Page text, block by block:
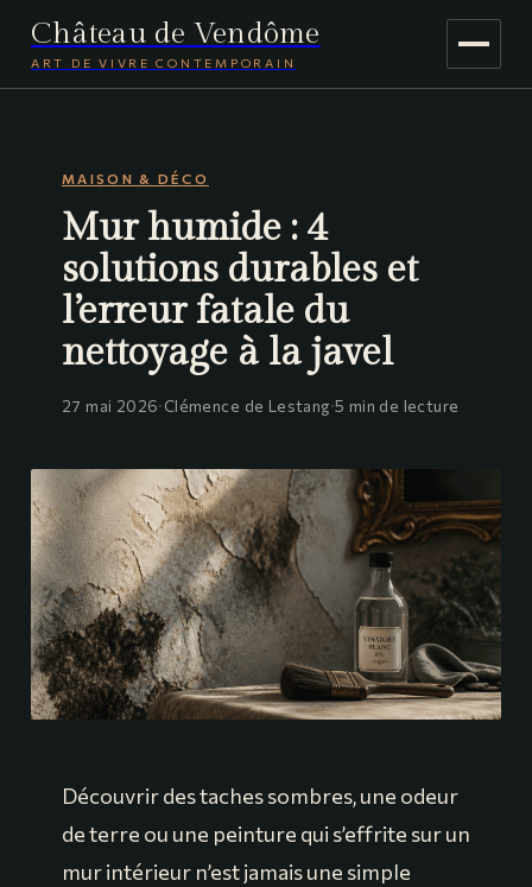
Château de Vendôme
ART DE VIVRE CONTEMPORAIN
JARDINAGE
VOYAGE
MAISON & DÉCO
Mur humide : 4
solutions durables et
l’erreur fatale du
nettoyage à la javel
27 mai 2026·Clémence de Lestang·5 min de lecture
Découvrir des taches sombres, une odeur
de terre ou une peinture qui s’effrite sur un
mur intérieur n’est jamais une simple